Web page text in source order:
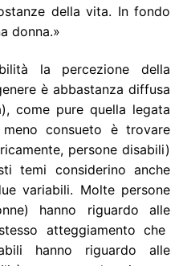
della vita. In fondo
donna.»
la percezione della
è abbastanza diffusa
come pure quella legata
consueto è trovare
persone disabili)
temi considerino anche
variabili. Molte persone
hanno riguardo alle
atteggiamento che
hanno riguardo alle